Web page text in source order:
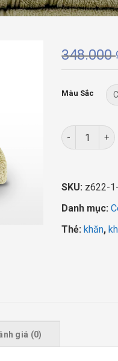
348.000
Màu Sắc
COMBO 3
SKU: z622-
Danh mục:
Thẻ:khăn,
giá (0)